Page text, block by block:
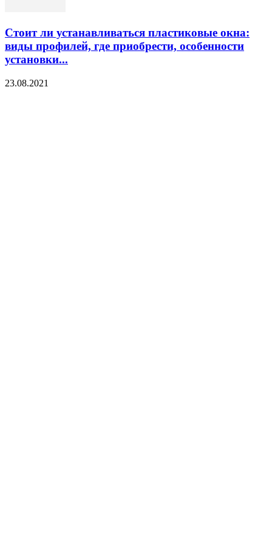
Стоит ли устанавливаться пластиковые окна:
виды профилей, где приобрести, особенности
установки...
23.08.2021